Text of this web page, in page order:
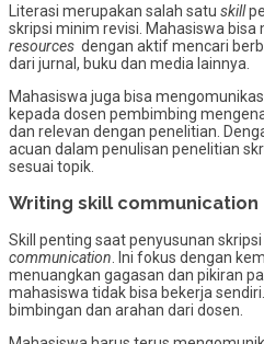
Literasi merupakan salah satu skill
skripsi minim revisi. Mahasiswa bisa
resources dengan aktif mencari
dari jurnal, buku dan media lainnya.
Mahasiswa juga bisa
kepada dosen pembimbing
dan relevan dengan penelitian.
acuan dalam penulisan penelitian
sesuai topik.
Writing skill communication
Skill penting saat penyusunan
communication. Ini fokus dengan
menuangkan gagasan dan pikiran
mahasiswa tidak bisa bekerja
bimbingan dan arahan dari dosen.